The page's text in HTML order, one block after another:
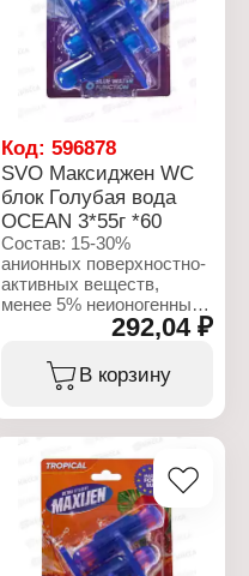
Форма выпуска: подвес
на унитаз
Эффект: 4 в 1
Количество в упаковке: 3
Количество смываний:
до 250 смываний
Упаковка: блистер
Код:596878
SVO Максиджен WC
блок Голубая вода
OCEAN 3*55г *60
Состав: 15-30%
анионных поверхностно-
активных веществ,
менее 5% неионогенных
поверхностно-активных
веществ, отдушка,
бензилсалицилат,
цитронеллол,
Характеристики:
Бренд: Maxijen
Тип товара: Блок для
унитаза
Аромат: OCEAN
Форма выпуска: подвес
292,04 ₽
В корзину